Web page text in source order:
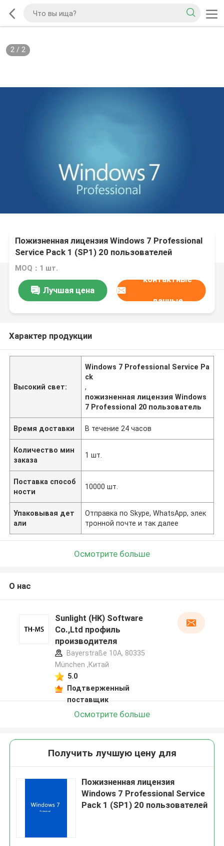
2/ 2
Пожизненная лицензия Windows 7 Professional
Service Pack 1 (SP1) 20 пользователей
MOQ：1 шт.
Лучшая цена
контактные
данные
Характер продукции
Высокий свет:
Windows 7 Professional Service Pa
ck
,
пожизненная лицензия Windows
7 Professional 20 пользователь
Время доставки В течение 24 часов
Количество мин
заказа
1 шт.
Поставка способ
ности
10000 шт.
Упаковывая дет
али
Отправка по Skype, WhatsApp, элек
тронной почте и так далее
Осмотрите больше
О нас
Sunlight (HK) Software
Co.,Ltd профиль
производителя
Bayerstraße 10A, 80335
München ,Китай
5.0
Подтверженный
поставщик
Осмотрите больше
Получить лучшую цену для
Пожизненная лицензия
Windows 7 Professional Service
Pack 1 (SP1) 20 пользователей